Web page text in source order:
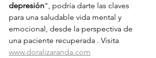
depresión", podría darte las claves
para una saludable vida mental y
emocional, desde la perspectiva de
una paciente recuperada . Visita
www.doralizaranda.com